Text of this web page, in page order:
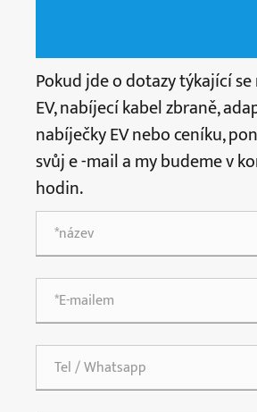
Pokud jde o dotazy týkající
EV, nabíjecí kabel zbraně,
nabíječky EV nebo ceníku,
svůj e -mail a my budeme v
hodin.